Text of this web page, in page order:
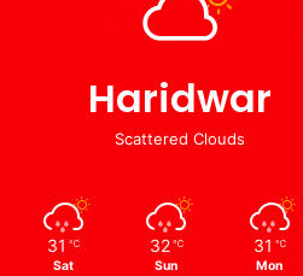
Haridwar
Scattered Clouds
31 ℃
Sat
32 ℃
Sun
31 ℃
Mon